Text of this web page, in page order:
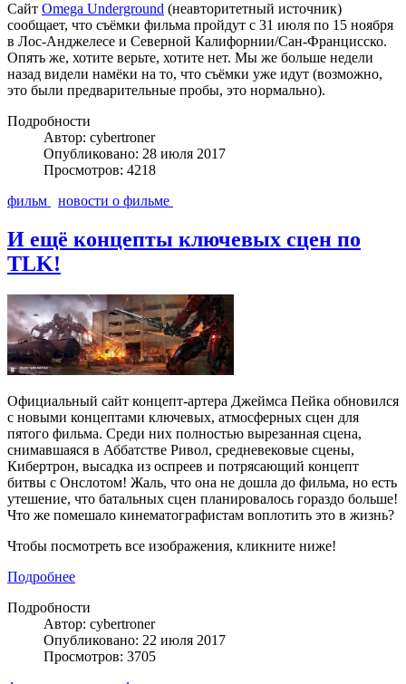
Сайт Omega Underground (неавторитетный источник)
сообщает, что съёмки фильма пройдут с 31 июля по 15 ноября
в Лос-Анджелесе и Северной Калифорнии/Сан-Францисско.
Опять же, хотите верьте, хотите нет. Мы же больше недели
назад видели намёки на то, что съёмки уже идут (возможно,
это были предварительные пробы, это нормально).
Подробности
Автор: cybertroner
Опубликовано: 28 июля 2017
Просмотров: 4218
фильм
новости о фильме
И ещё концепты ключевых сцен по
TLK!
Официальный сайт концепт-артера Джеймса Пейка обновился
с новыми концептами ключевых, атмосферных сцен для
пятого фильма. Среди них полностью вырезанная сцена,
снимавшаяся в Аббатстве Ривол, средневековые сцены,
Кибертрон, высадка из оспреев и потрясающий концепт
битвы с Онслотом! Жаль, что она не дошла до фильма, но есть
утешение, что батальных сцен планировалось гораздо больше!
Что же помешало кинематографистам воплотить это в жизнь?
Чтобы посмотреть все изображения, кликните ниже!
Подробнее
Подробности
Автор: cybertroner
Опубликовано: 22 июля 2017
Просмотров: 3705